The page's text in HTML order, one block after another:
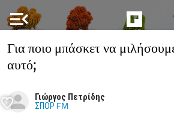
menu_open
Για ποιο μπάσκετ να
αυτό;
Γιώργος Πετρίδης
ΣΠΟΡ FM